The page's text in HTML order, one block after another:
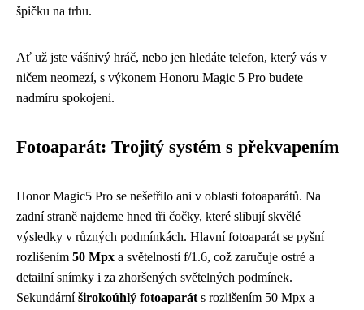
špičku na trhu.
Ať už jste vášnivý hráč, nebo jen hledáte telefon, který vás v
ničem neomezí, s výkonem Honoru Magic 5 Pro budete
nadmíru spokojeni.
Fotoaparát: Trojitý systém s překvapením
Honor Magic5 Pro se nešetřilo ani v oblasti fotoaparátů. Na
zadní straně najdeme hned tři čočky, které slibují skvělé
výsledky v různých podmínkách. Hlavní fotoaparát se pyšní
rozlišením 50 Mpx a světelností f/1.6, což zaručuje ostré a
detailní snímky i za zhoršených světelných podmínek.
Sekundárníširokoúhlý fotoaparát s rozlišením 50 Mpx a